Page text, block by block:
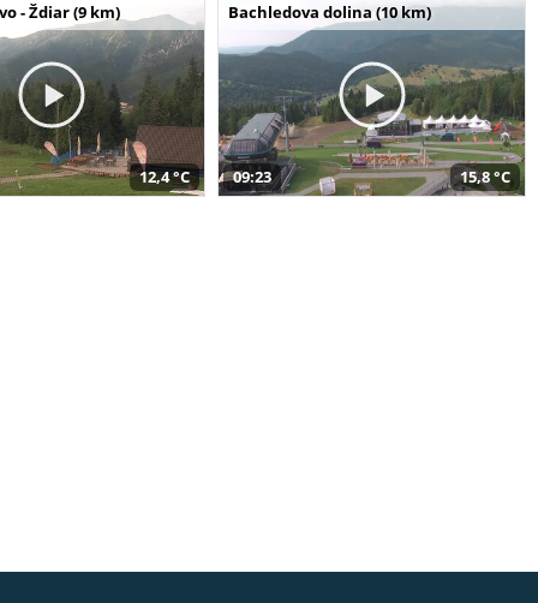
- Ždiar (9 km)
12,4 °C
Bachledova dolina (10 km)
09:23 15,8 °C